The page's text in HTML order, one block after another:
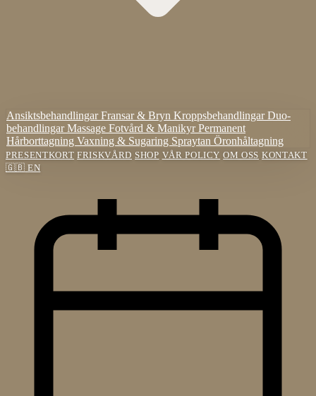
AnsiktsbehandlingarFransar & Bryn KroppsbehandlingarDuo-
behandlingarMassage Fotvård & ManikyrPermanent
Hårborttagning Vaxning & Sugaring Spraytan Öronhåltagning
PRESENTKORT FRISKVÅRD SHOP VÅR POLICY OM OSS KONTAKT
🇬🇧 EN